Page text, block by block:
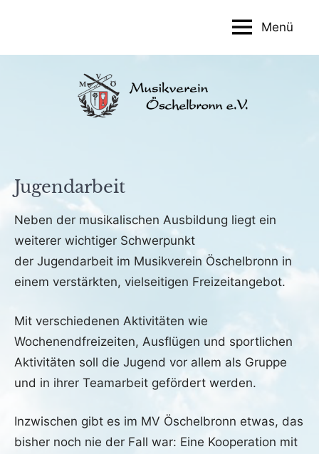
Menü
Jugendarbeit
Neben der musikalischen Ausbildung liegt ein
weiterer wichtiger Schwerpunkt
der Jugendarbeit im Musikverein Öschelbronn in
einem verstärkten, vielseitigen Freizeitangebot.
Mit verschiedenen Aktivitäten wie
Wochenendfreizeiten, Ausflügen und sportlichen
Aktivitäten soll die Jugend vor allem als Gruppe
und in ihrer Teamarbeit gefördert werden.
Inzwischen gibt es im MV Öschelbronn etwas, das
bisher noch nie der Fall war: Eine Kooperation mit